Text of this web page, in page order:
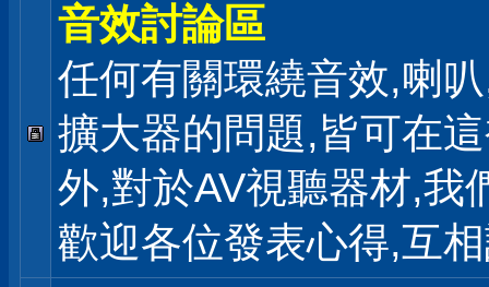
音效討論區
任何有關環繞音效,喇
擴大器的問題,皆可在
外,對於AV視聽器材,我
歡迎各位發表心得,互